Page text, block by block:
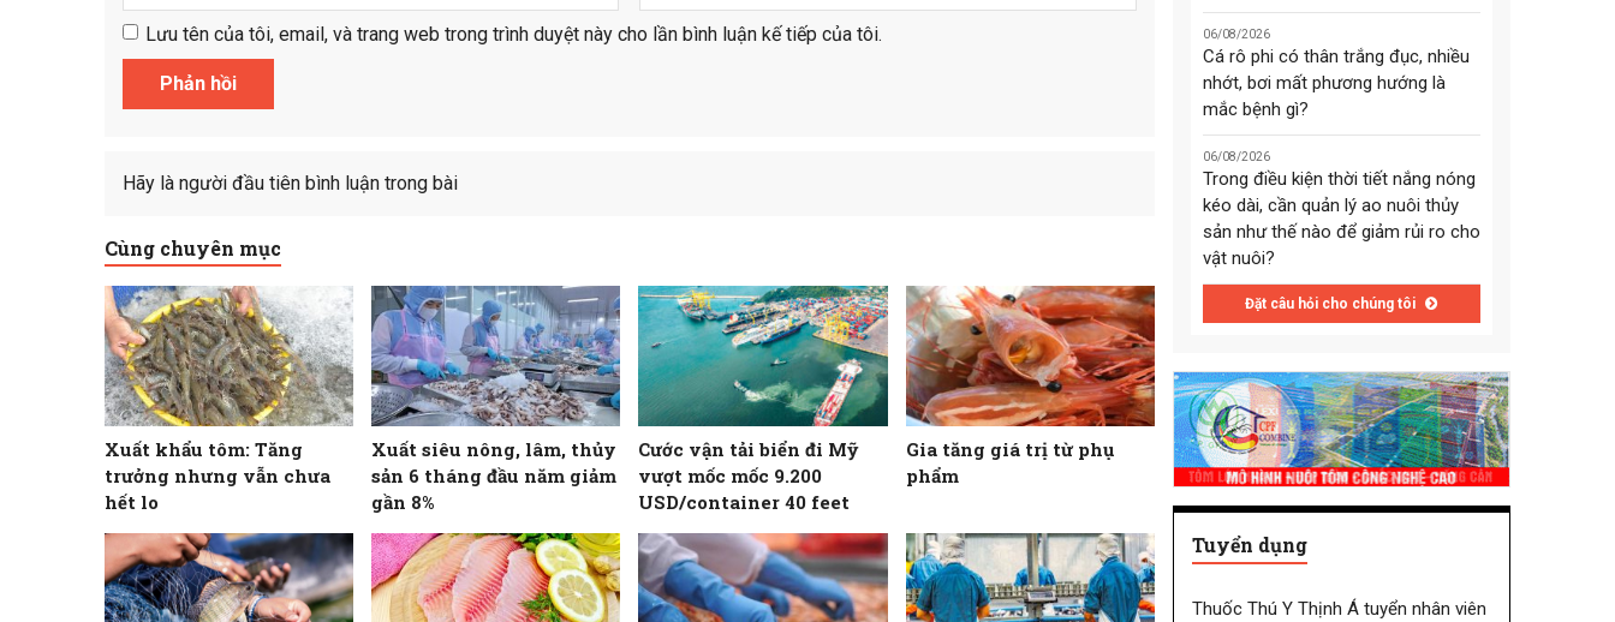
Lưu tên của tôi, email, và trang web trong trình duyệt này cho lần bình luận kế tiếp của tôi.
Hãy là người đầu tiên bình luận trong bài
Cùng chuyên mục
Xuất khẩu tôm: Tăng
trưởng nhưng vẫn chưa
hết lo
Xuất siêu nông, lâm, thủy
sản 6 tháng đầu năm giảm
gần 8%
Cước vận tải biển đi Mỹ
vượt mốc mốc 9.200
USD/container 40 feet
Gia tăng giá trị từ phụ
phẩm
06/08/2026
Cá rô phi có thân trắng đục, nhiều
nhớt, bơi mất phương hướng là
mắc bệnh gì?
06/08/2026
Trong điều kiện thời tiết nắng nóng
kéo dài, cần quản lý ao nuôi thủy
sản như thế nào để giảm rủi ro cho
vật nuôi?
Đặt câu hỏi cho chúng tôi
Tuyển dụng
Thuốc Thú Y Thịnh Á tuyển nhân viên